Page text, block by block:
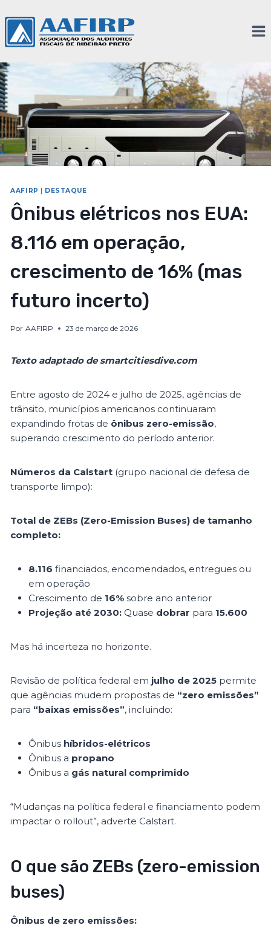
AAFIRP DESTAQUE
Ônibus elétricos nos EUA:
8.116 em operação,
crescimento de 16% (mas
futuro incerto)
Por AAFIRP 23 de março de 2026
Texto adaptado de smartcitiesdive.com
Entre agosto de 2024 e julho de 2025, agências de
trânsito, municípios americanos continuaram
expandindo frotas de ônibus zero-emissão,
superando crescimento do período anterior.
Números da Calstart (grupo nacional de defesa de
transporte limpo):
Total de ZEBs (Zero-Emission Buses) de tamanho
completo:
8.116 financiados, encomendados, entregues ou
em operação
Crescimento de 16% sobre ano anterior
Projeção até 2030: Quase dobrar para 15.600
Mas há incerteza no horizonte.
Revisão de política federal em julho de 2025 permite
que agências mudem propostas de “zero emissões”
para “baixas emissões”, incluindo:
Ônibus híbridos-elétricos
Ônibus a propano
Ônibus a gás natural comprimido
“Mudanças na política federal e financiamento podem
impactar o rollout”, adverte Calstart.
O que são ZEBs (zero-emission
buses)
Ônibus de zero emissões: